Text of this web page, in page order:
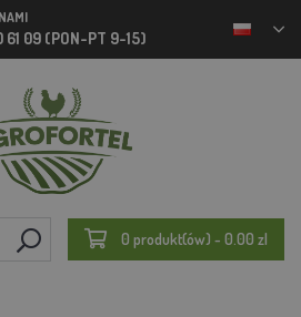
61 09 (PON-PT 9-15)
0 produkt(ów) - 0.00 zl